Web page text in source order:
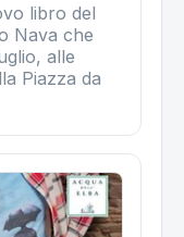
libro del
Nava che
alle
Piazza da